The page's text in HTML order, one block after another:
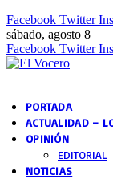
Facebook Twitter
sábado, agosto 8
Facebook Twitter
PORTADA
ACTUALIDAD –
OPINIÓN
EDITORIAL
NOTICIAS